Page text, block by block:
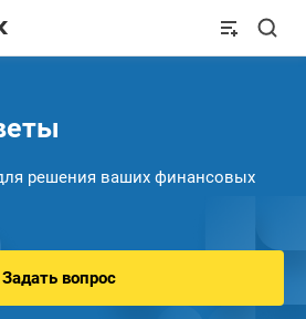
решения ваших финансовых
Задать вопрос